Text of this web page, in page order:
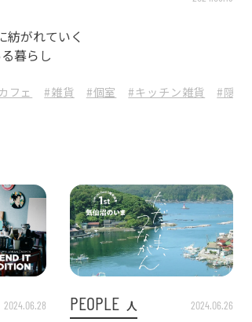
#ザグランリゾートプリンセス富士河口湖
紡がれていく
暮らし
フェ #雑貨 #個室 #キッチン雑貨 #隠れ家
2024.06.28 PEOPLE 人 2024.06.26